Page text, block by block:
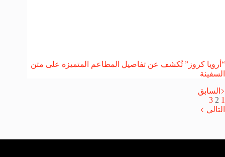
“أرويا كروز” تُكشف عن تفاصيل المطاعم المتميزة على متن
السفينة
السابق
1
2
3
التالي